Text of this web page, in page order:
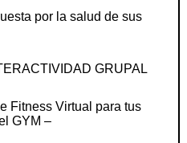
por la salud de sus
GRUPAL
Fitness Virtual para tus
GYM –